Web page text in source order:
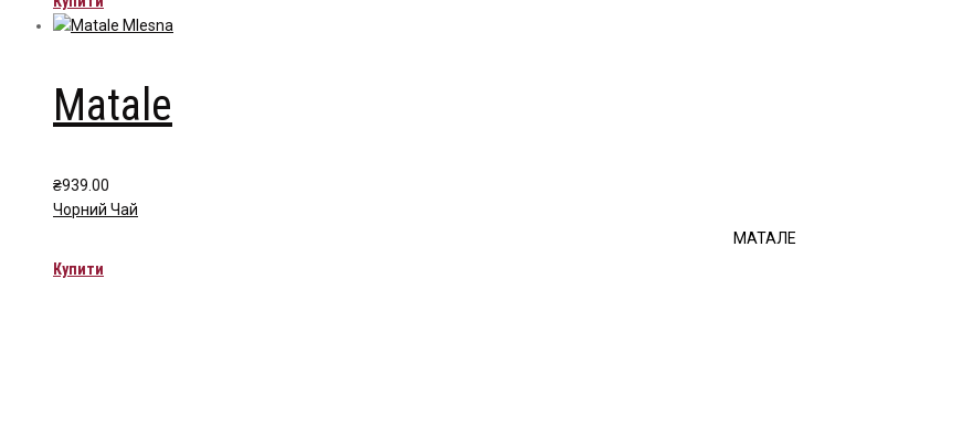
Matale
₴939.00
Чорний Чай
МАТАЛЕ
Купити